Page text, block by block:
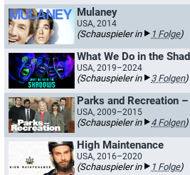
Mulaney
USA, 2014
(Schauspieler in 1 Folge)
What We Do in the
USA, 2019–2024
(Schauspieler in 3 Folgen)
Parks and Recreation
USA, 2009–2015
(Schauspieler in 4 Folgen)
High Maintenance
USA, 2016–2020
(Schauspieler in 1 Folge)